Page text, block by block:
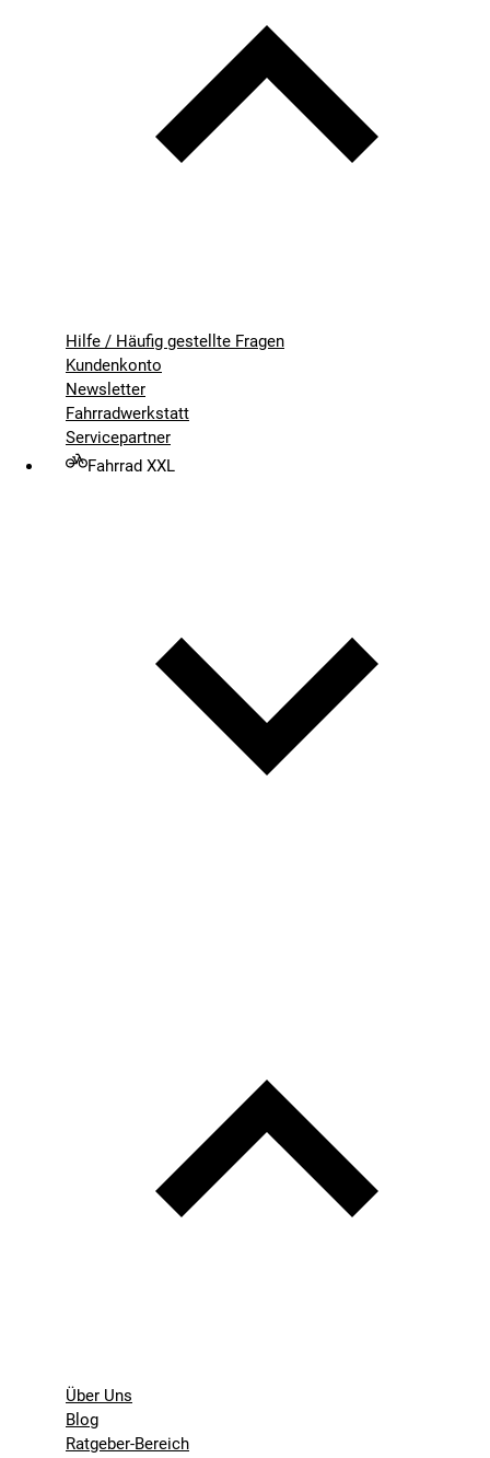
Hilfe / Häufig gestellte Fragen
Kundenkonto
Newsletter
Fahrradwerkstatt
Servicepartner
Fahrrad XXL
Über Uns
Blog
Ratgeber-Bereich